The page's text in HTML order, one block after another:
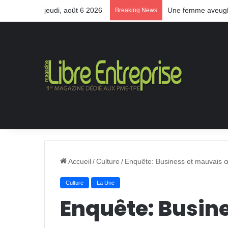
jeudi, août 6 2026 Breaking News Une femme
Accueil/Culture / Enquête: Business et mauvais
Culture La Une
Enquête: